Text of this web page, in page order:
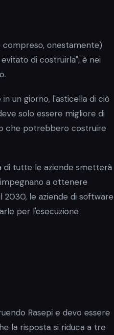
compreso, onestamente)
di costruirla", è nei
un giorno, l'asticella di ciò
solo essere migliore di
che potrebbero costruire
tutte le aziende smetterà
a ottenere
2030, le aziende di software
per l'esecuzione
Rasepi e devo essere
la risposta si riduca a tre